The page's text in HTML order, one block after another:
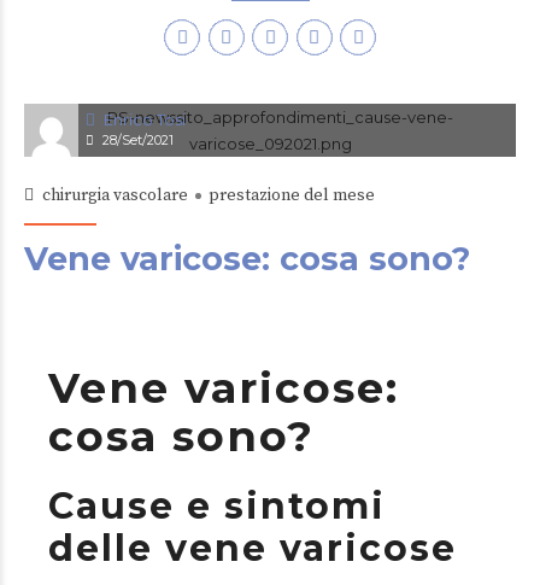
Enrico Tosi
28/Set/2021
chirurgia vascolare prestazione del mese
Vene varicose: cosa sono?
Vene varicose:
cosa sono?
Cause e sintomi
delle vene varicose